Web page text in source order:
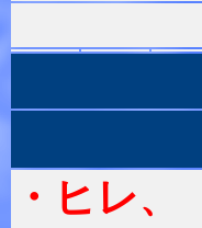
・ヒレ、